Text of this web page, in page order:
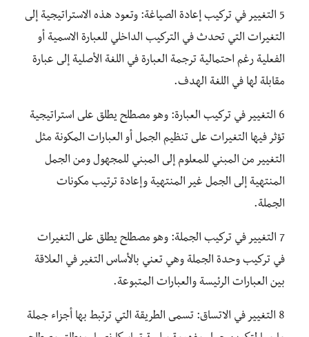
5 التغيير في تركيب إعادة الصياغة: وتعود هذه الاستراتيجية إلى
التغيرات التي تحدث في التركيب الداخلي للعبارة الاسمية أو
الفعلية رغم احتمالية ترجمة العبارة في اللغة الأصلية إلى عبارة
مقابلة لها في اللغة الهدف.
6 التغيير في تركيب العبارة: وهو مصطلح يطلق على استراتيجية
تؤثر فيها التغيرات على تنظيم الجمل أو العبارات المكونة مثل
التغيير من المبني للمعلوم إلى المبني للمجهول ومن الجمل
المنتهية إلى الجمل غير المنتهية وإعادة ترتيب مكونات
الجملة.
7 التغيير في تركيب الجملة: وهو مصطلح يطلق على التغيرات
في تركيب وحدة الجملة وهي تعني بالأساس التغير في العلاقة
بين العبارات الرئيسة والعبارات المتبوعة.
8 التغيير في الاتساق: تسمى الطريقة التي ترتبط بها أجزاء جملة